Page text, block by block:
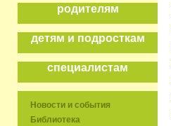
родителям
детям и подросткам
специалистам
Новости и события
Библиотека